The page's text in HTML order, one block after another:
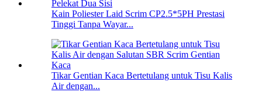
Kain Poliester Laid Scrim CP2.5*5PH Prestasi
Tinggi Tanpa Wayar...
Tikar Gentian Kaca Bertetulang untuk Tisu Kalis
Air dengan...